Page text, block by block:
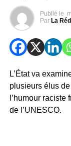
Publié le
Par La
L’État va
plusieurs élus
l’humour
de l’UNESCO.